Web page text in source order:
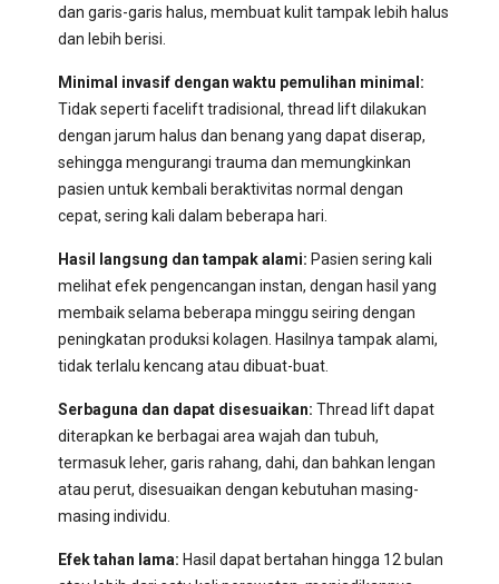
dan garis-garis halus, membuat kulit tampak lebih halus
dan lebih berisi.
Minimal invasif dengan waktu pemulihan minimal:
Tidak seperti facelift tradisional, thread lift dilakukan
dengan jarum halus dan benang yang dapat diserap,
sehingga mengurangi trauma dan memungkinkan
pasien untuk kembali beraktivitas normal dengan
cepat, sering kali dalam beberapa hari.
Hasil langsung dan tampak alami: Pasien sering kali
melihat efek pengencangan instan, dengan hasil yang
membaik selama beberapa minggu seiring dengan
peningkatan produksi kolagen. Hasilnya tampak alami,
tidak terlalu kencang atau dibuat-buat.
Serbaguna dan dapat disesuaikan: Thread lift dapat
diterapkan ke berbagai area wajah dan tubuh,
termasuk leher, garis rahang, dahi, dan bahkan lengan
atau perut, disesuaikan dengan kebutuhan masing-
masing individu.
Efek tahan lama: Hasil dapat bertahan hingga 12 bulan